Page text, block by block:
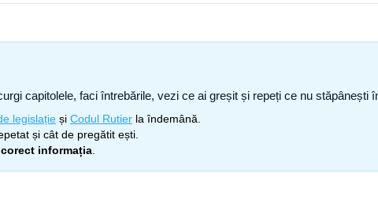
capitolele, faci întrebările, vezi ce ai greșit și repeți ce nu
legislație și Codul Rutier la îndemână.
și cât de pregătit ești.
informația